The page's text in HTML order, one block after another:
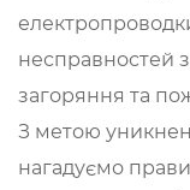
несправностей
загоряння та
З метою
нагадуємо